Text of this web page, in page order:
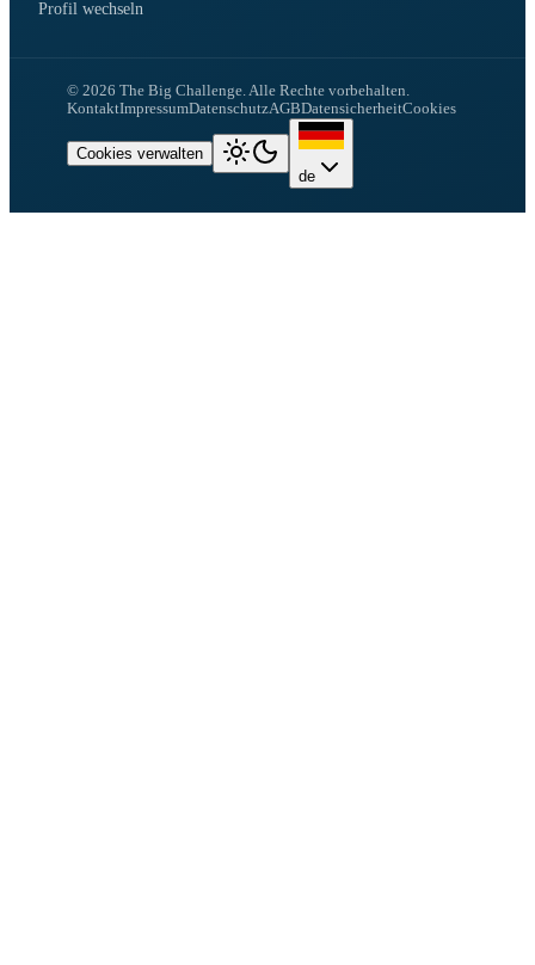
Profil wechseln
© 2026 The Big Challenge.Alle Rechte vorbehalten.
KontaktImpressumDatenschutzAGBDatensicherheitCookies
Cookies verwalten
de